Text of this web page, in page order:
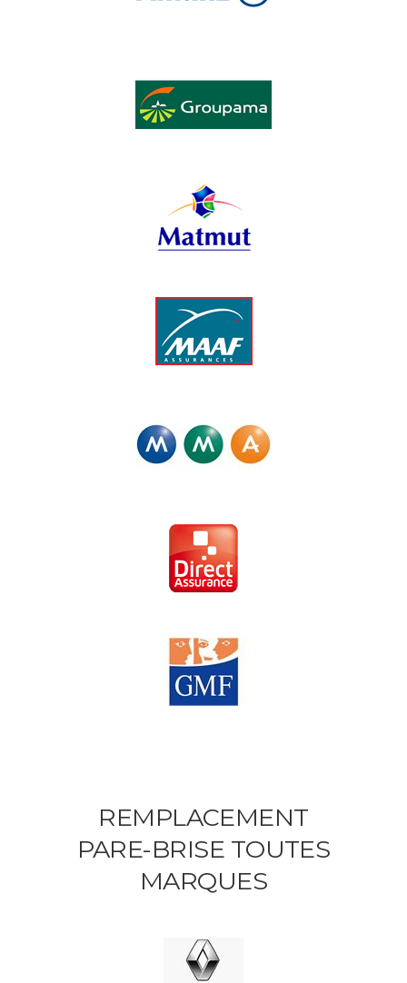
REMPLACEMENT
PARE-BRISE TOUTES
MARQUES